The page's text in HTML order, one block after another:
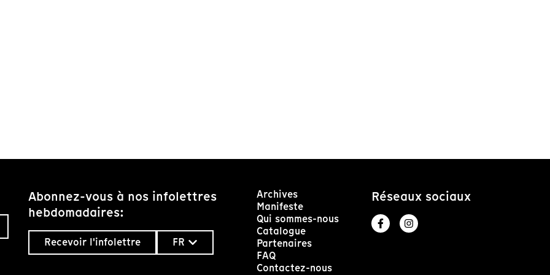
Abonnez-vous à nos infolettres
hebdomadaires:
Recevoir l'infolettre FR
Archives
Manifeste
Qui sommes-nous
Catalogue
Partenaires
FAQ
Contactez-nous
Réseaux sociaux